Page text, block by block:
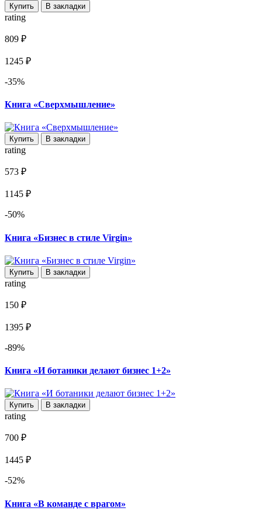
Купить В закладки
rating
809 ₽
1245 ₽
-35%
Книга «Сверхмышление»
Купить В закладки
rating
573 ₽
1145 ₽
-50%
Книга «Бизнес в стиле Virgin»
Купить В закладки
rating
150 ₽
1395 ₽
-89%
Книга «И ботаники делают бизнес 1+2»
Купить В закладки
rating
700 ₽
1445 ₽
-52%
Книга «В команде с врагом»